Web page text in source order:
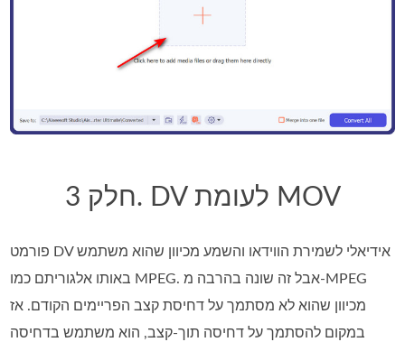
חלק 3. DV לעומת MOV
פורמט DV אידיאלי לשמירת הווידאו והשמע מכיוון שהוא משתמש
באותו אלגוריתם כמו MPEG. אבל זה שונה בהרבה מ-MPEG
מכיוון שהוא לא מסתמך על דחיסת קצב הפריימים הקודם. אז
במקום להסתמך על דחיסה תוך-קצב, הוא משתמש בדחיסה